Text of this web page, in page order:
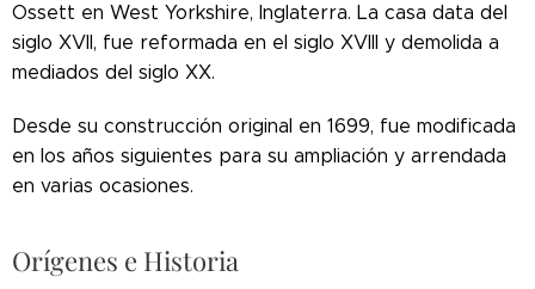
Ossett en West Yorkshire, Inglaterra. La casa data del
siglo XVII, fue reformada en el siglo XVIII y demolida a
mediados del siglo XX.
Desde su construcción original en 1699, fue modificada
en los años siguientes para su ampliación y arrendada
en varias ocasiones.
Orígenes e Historia